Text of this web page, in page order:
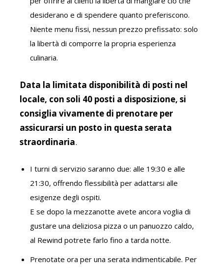
desiderano e di spendere quanto preferiscono.
Niente menu fissi, nessun prezzo prefissato: solo
la libertà di comporre la propria esperienza
culinaria.
Data la limitata disponibilità di posti nel
locale, con soli 40 posti a disposizione, si
consiglia vivamente di prenotare per
assicurarsi un posto in questa serata
straordinaria.
I turni di servizio saranno due: alle 19:30 e alle
21:30, offrendo flessibilità per adattarsi alle
esigenze degli ospiti.
E se dopo la mezzanotte avete ancora voglia di
gustare una deliziosa pizza o un panuozzo caldo,
al Rewind potrete farlo fino a tarda notte.
Prenotate ora per una serata indimenticabile. Per